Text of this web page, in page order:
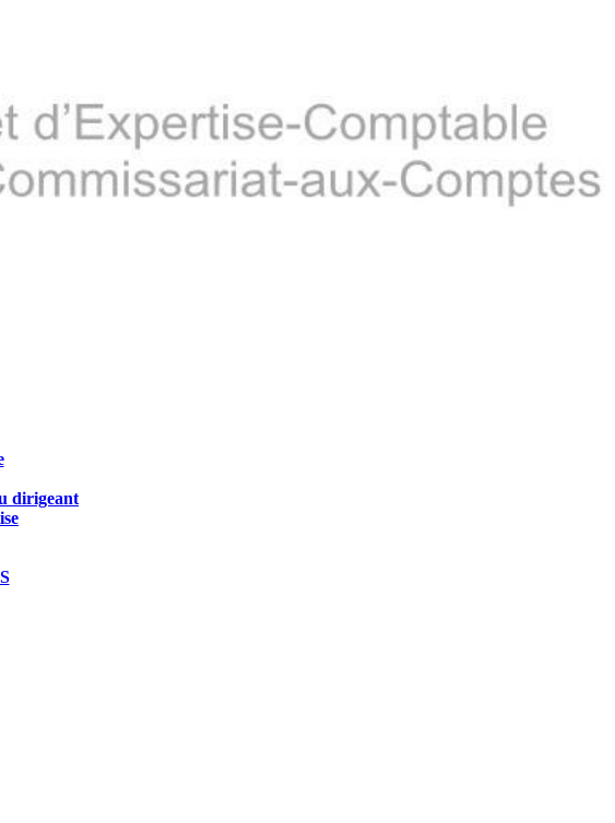
dirigeant